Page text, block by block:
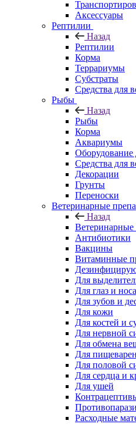
Аксессуары
Рептилии
Назад
Рептилии
Корма
Террариумы
Субстраты
Средства для
Рыбы
Назад
Рыбы
Корма
Аквариумы
Оборудование
Средства для
Декорации
Грунты
Переноски
Ветеринарные
Назад
Ветеринарные
Антибиотики
Вакцины
Витаминные
Для
Для глаз и носа
Для зубов и
Для кожи
Для костей и
Для нервной
Для обмена
Для
Для половой
Для сердца и
Для ушей
Расходные